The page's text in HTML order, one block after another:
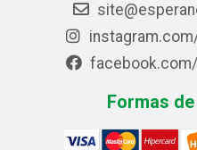
Formas